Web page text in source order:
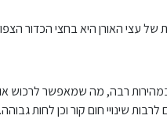
עצי האורן היא בחצי הכדור
רבה, מה שמאפשר לרכוש
לרבות שינויי חום קור וכן לחות גבוהה.